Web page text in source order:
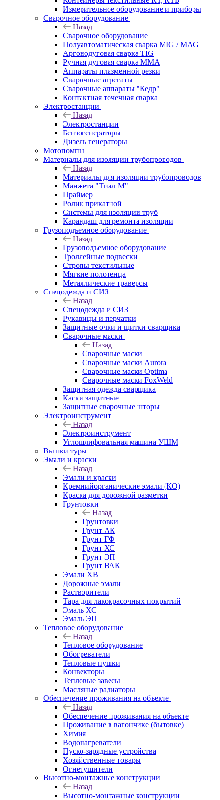
Измерительное оборудование и приборы
Сварочное оборудование
Назад
Сварочное оборудование
Полуавтоматическая сварка MIG / MAG
Аргонодуговая сварка TIG
Ручная дуговая сварка ММА
Аппараты плазменной резки
Сварочные агрегаты
Сварочные аппараты "Кедр"
Контактная точечная сварка
Электростанции
Назад
Электростанции
Бензогенераторы
Дизель генераторы
Мотопомпы
Материалы для изоляции трубопроводов
Назад
Материалы для изоляции трубопроводов
Манжета "Тиал-М"
Праймер
Ролик прикатной
Системы для изоляции труб
Карандаш для ремонта изоляции
Грузоподъемное оборудование
Назад
Грузоподъемное оборудование
Троллейные подвески
Стропы текстильные
Мягкие полотенца
Металлические траверсы
Спецодежда и СИЗ
Назад
Спецодежда и СИЗ
Рукавицы и перчатки
Защитные очки и щитки сварщика
Сварочные маски
Назад
Сварочные маски
Сварочные маски Aurora
Сварочные маски Optima
Сварочные маски FoxWeld
Защитная одежда сварщика
Каски защитные
Защитные сварочные шторы
Электроинструмент
Назад
Электроинструмент
Углошлифовальная машина УШМ
Вышки туры
Эмали и краски
Назад
Эмали и краски
Кремнийорганические эмали (КО)
Краска для дорожной разметки
Грунтовки
Назад
Грунтовки
Грунт АК
Грунт ГФ
Грунт ХС
Грунт ЭП
Грунт ВАК
Эмали ХВ
Дорожные эмали
Растворители
Тара для лакокрасочных покрытий
Эмаль ХС
Эмаль ЭП
Тепловое оборудование
Назад
Тепловое оборудование
Обогреватели
Тепловые пушки
Конвекторы
Тепловые завесы
Масляные радиаторы
Обеспечение проживания на объекте
Назад
Обеспечение проживания на объекте
Проживание в вагончике (бытовке)
Химия
Водонагреватели
Пуско-зарядные устройства
Хозяйственные товары
Огнетушители
Высотно-монтажные конструкции
Назад
Высотно-монтажные конструкции